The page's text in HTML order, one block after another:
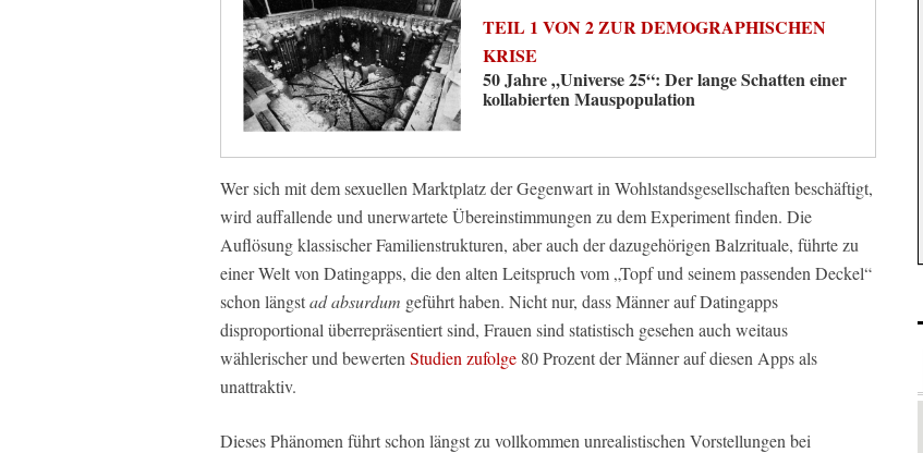
TEIL 1 VON 2 ZUR DEMOGRAPHISCHEN
KRISE
50 Jahre „Universe 25“: Der lange Schatten einer
kollabierten Mauspopulation
Wer sich mit dem sexuellen Marktplatz der Gegenwart in Wohlstandsgesellschaften beschäftigt,
wird auffallende und unerwartete Übereinstimmungen zu dem Experiment finden. Die
Auflösung klassischer Familienstrukturen, aber auch der dazugehörigen Balzrituale, führte zu
einer Welt von Datingapps, die den alten Leitspruch vom „Topf und seinem passenden Deckel“
schon längstad absurdum geführt haben. Nicht nur, dass Männer auf Datingapps
disproportional überrepräsentiert sind, Frauen sind statistisch gesehen auch weitaus
wählerischer und bewerten Studien zufolge 80 Prozent der Männer auf diesen Apps als
unattraktiv.
Dieses Phänomen führt schon längst zu vollkommen unrealistischen Vorstellungen bei